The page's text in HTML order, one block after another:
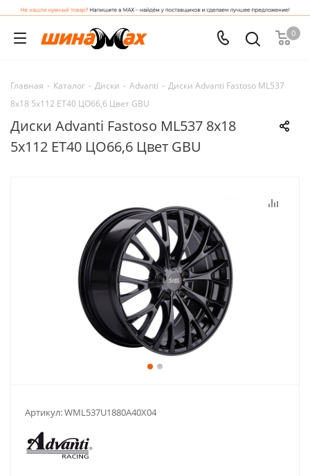
0
Главная - Каталог - Диски - Advanti - Диски Advanti Fastoso ML537
8x18 5x112 ET40 ЦО66,6 Цвет GBU
Диски Advanti Fastoso ML537 8x18
5x112 ET40 ЦО66,6 Цвет GBU
Артикул:WML537U1880A40X04